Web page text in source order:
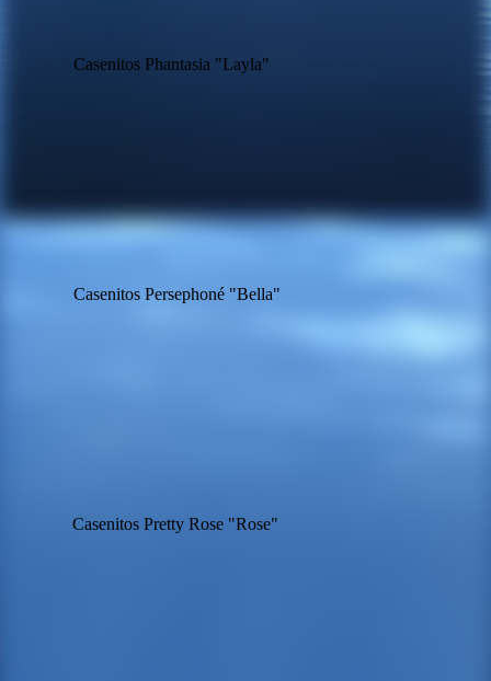
Casenitos Phantasia "Layla"
Casenitos Persephoné "Bella"
Casenitos Pretty Rose "Rose"